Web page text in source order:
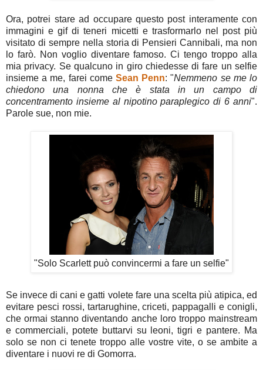
Ora, potrei stare ad occupare questo post interamente con
immagini e gif di teneri micetti e trasformarlo nel post più
visitato di sempre nella storia di Pensieri Cannibali, ma non
lo farò. Non voglio diventare famoso. Ci tengo troppo alla
mia privacy. Se qualcuno in giro chiedesse di fare un selfie
insieme a me, farei come Sean Penn: "Nemmeno se me lo
chiedono una nonna che è stata in un campo di
concentramento insieme al nipotino paraplegico di 6 anni".
Parole sue, non mie.
"Solo Scarlett può convincermi a fare un selfie"
Se invece di cani e gatti volete fare una scelta più atipica, ed
evitare pesci rossi, tartarughine, criceti, pappagalli e conigli,
che ormai stanno diventando anche loro troppo mainstream
e commerciali, potete buttarvi su leoni, tigri e pantere. Ma
solo se non ci tenete troppo alle vostre vite, o se ambite a
diventare i nuovi re di Gomorra.